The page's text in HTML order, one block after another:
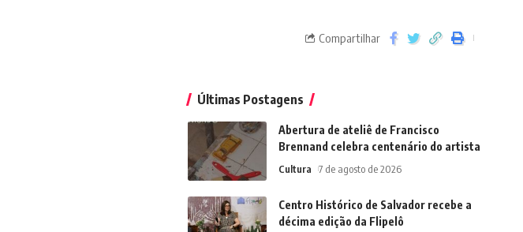
Compartilhar
Últimas Postagens
Abertura de ateliê de Francisco
Brennand celebra centenário do artista
Cultura 7 de agosto de 2026
Centro Histórico de Salvador recebe a
décima edição da Flipelô